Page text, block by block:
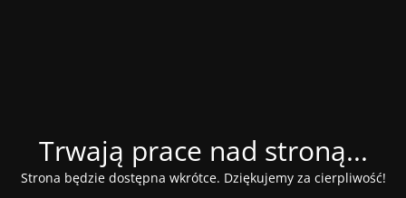
Trwają prace nad stroną...
Strona będzie dostępna wkrótce. Dziękujemy za cierpliwość!